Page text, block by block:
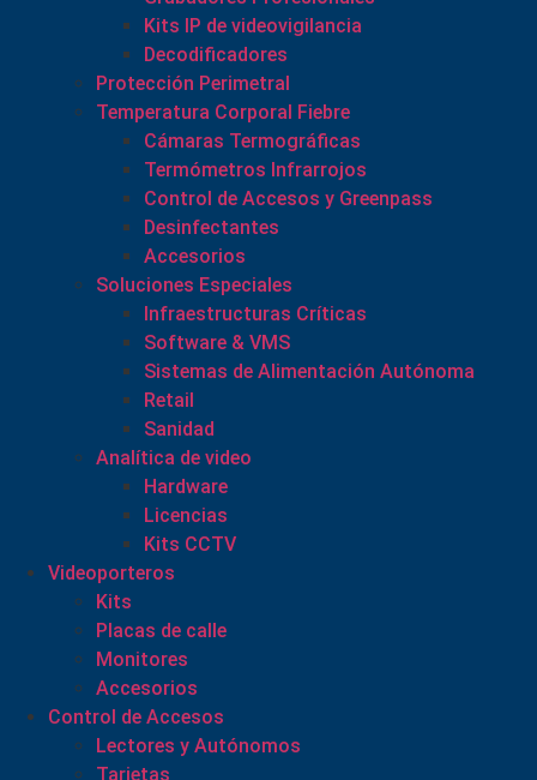
Kits IP de videovigilancia
Decodificadores
Protección Perimetral
Temperatura Corporal Fiebre
Cámaras Termográficas
Termómetros Infrarrojos
Control de Accesos y Greenpass
Desinfectantes
Accesorios
Soluciones Especiales
Infraestructuras Críticas
Software & VMS
Sistemas de Alimentación Autónoma
Retail
Sanidad
Analítica de video
Hardware
Licencias
Kits CCTV
Videoporteros
Kits
Placas de calle
Monitores
Accesorios
Control de Accesos
Lectores y Autónomos
Tarjetas